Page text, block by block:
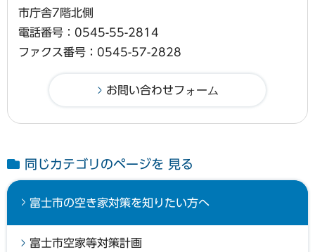
市庁舎7階北側
電話番号：0545-55-2814
ファクス番号：0545-57-2828
同じカテゴリのページを 見る
富士市の空き家対策を知りたい方へ
富士市空家等対策計画